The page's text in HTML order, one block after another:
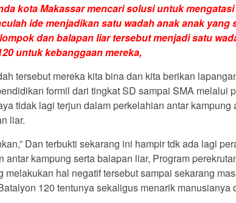
kota Makassar mencari solusi untuk
ide menjadikan satu wadah anak anak yang
dan balapan liar tersebut menjadi satu
untuk kebanggaan mereka,
tersebut mereka kita bina dan kita berikan
formil dari tingkat SD sampai SMA melalui
tidak lagi terjun dalam perkelahian antar kampung
liar.
Dan terbukti sekarang ini hampir tdk ada lagi
antar kampung serta balapan liar, Program
melakukan hal negatif tersebut sampai sekarang
120 tentunya sekaligus menarik manusianya